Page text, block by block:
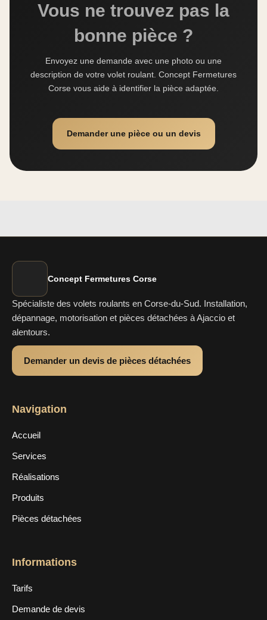
Vous ne trouvez pas la
bonne pièce ?
Envoyez une demande avec une photo ou une
description de votre volet roulant. Concept Fermetures
Corse vous aide à identifier la pièce adaptée.
Demander une pièce ou un devis
Concept Fermetures Corse
Spécialiste des volets roulants en Corse-du-Sud. Installation,
dépannage, motorisation et pièces détachées à Ajaccio et
alentours.
Demander un devis de pièces détachées
Navigation
Accueil
Services
Réalisations
Produits
Pièces détachées
Informations
Tarifs
Demande de devis